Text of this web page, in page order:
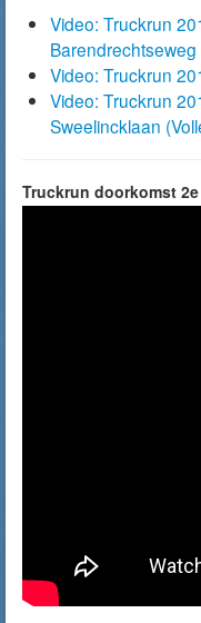
Video: Truckrun
Barendrechtseweg
Video: Truckrun
Video: Truckrun
Sweelincklaan
Truckrun doorkomst